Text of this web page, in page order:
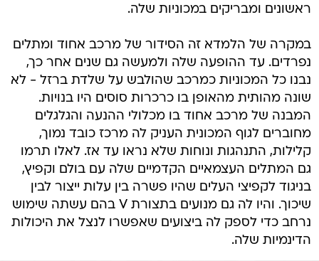
ראשונים ומבריקים במכוניות שלה.
במקרה של הלמדא זה הסידור של מרכב אחוד ומתלים
נפרדים. עד ההופעה שלה ולמעשה גם שנים אחר כך,
נבנו כל המכוניות כמרכב שהולבש על שלדת ברזל - לא
שונה מהותית מהאופן בו כרכרות סוסים היו בנויות.
המבנה של מרכב אחוד בו מכלולי ההנעה והגלגלים
מחוברים לגוף המכונית העניק לה מרכז כובד נמוך,
קלילות, התנהגות ונוחות שלא נראו עד אז. לאלו תרמו
גם המתלים העצמאיים הקדמיים שלה עם בולם וקפיץ,
בניגוד לקפיצי העלים שהיו פשרה בין עלות ייצור לבין
שיכוך. והיו לה גם מנועים בתצורת V בהם עשתה שימוש
נרחב כדי לספק לה ביצועים שאפשרו לנצל את היכולות
הדינמיות שלה.